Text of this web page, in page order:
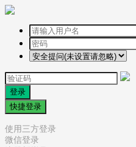
登录
快捷登录
使用三方登录
微信登录